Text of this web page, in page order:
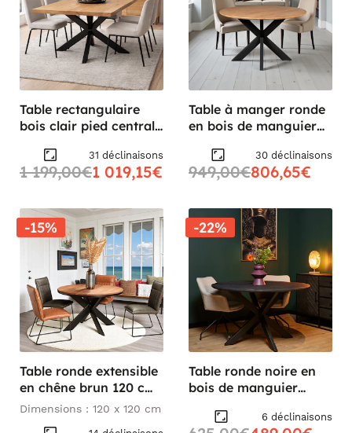
Table rectangulaire
bois clair pied central
31 déclinaisons
1 199,00€1 019,15€
Table à manger ronde
en bois de manguier
30 déclinaisons
949,00€806,65€
-15%
Table ronde extensible
en chêne brun 120 cm
PALERME
Dimensions : 120 x 120 cm
-22%
Table ronde noire en
bois de manguier
6 déclinaisons